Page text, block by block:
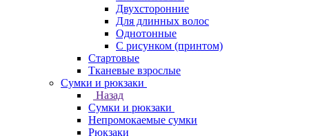
Двухсторонние
Для длинных волос
Однотонные
С рисунком (принтом)
Стартовые
Тканевые взрослые
Сумки и рюкзаки
Назад
Сумки и рюкзаки
Непромокаемые сумки
Рюкзаки